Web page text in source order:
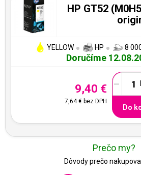
HP GT52
YELLOW HP 8
Doručíme
9,40 €
7,64 €bez DPH
-
Do
Prečo my?
Dôvody prečo